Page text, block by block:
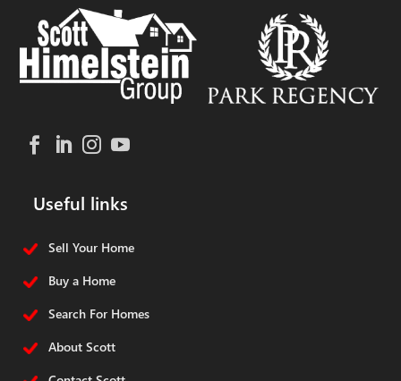
Useful links
Sell Your Home
Buy a Home
Search For Homes
About Scott